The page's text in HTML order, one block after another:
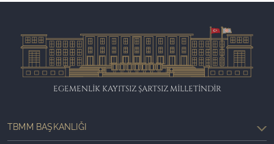
EGEMENLİK KAYITSIZ ŞARTSIZ MİLLETİNDİR
TBMM BAŞKANLIĞI